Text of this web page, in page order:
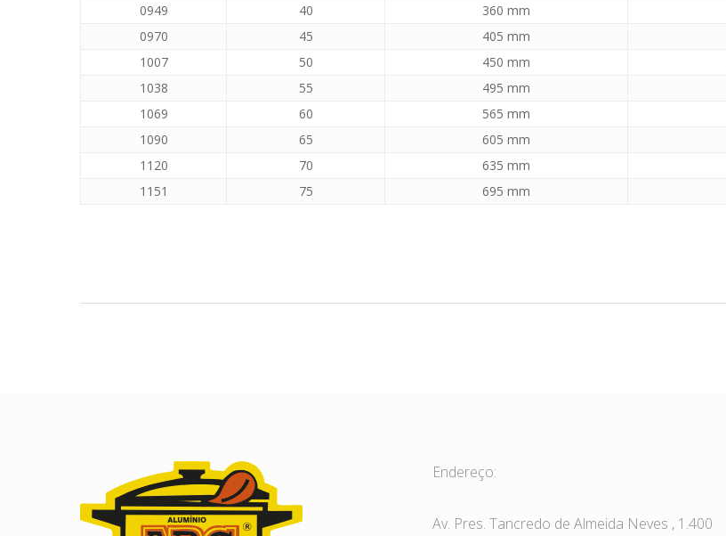
0949
40 360 mm
0970
45 405 mm
1007
50 450 mm
1038
55 495 mm
1069
60 565 mm
1090
65 605 mm
1120
70 635 mm
1151
75 695 mm
Endereço:
Av. Pres. Tancredo de Almeida Neves , 1.400